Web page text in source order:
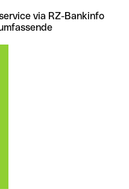
via RZ-Bankinfo